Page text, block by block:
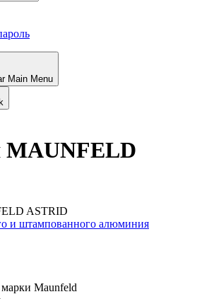
Main Menu
MAUNFELD
и штампованного алюминия